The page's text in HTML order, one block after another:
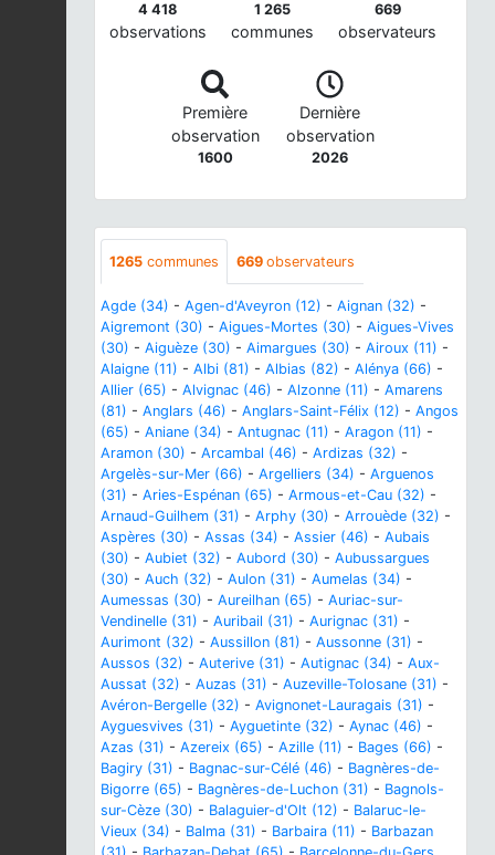
4 418
observations
1 265
communes
669
observateurs
Première
observation
1600
Dernière
observation
2026
1265 communes 669 observateurs
Agde (34) - Agen-d'Aveyron (12) - Aignan (32) -
Aigremont (30) - Aigues-Mortes (30) - Aigues-Vives
(30) - Aiguèze (30) - Aimargues (30) - Airoux (11) -
Alaigne (11) - Albi (81) - Albias (82) - Alénya (66) -
Allier (65) - Alvignac (46) - Alzonne (11) - Amarens
(81) - Anglars (46) - Anglars-Saint-Félix (12) - Angos
(65) - Aniane (34) - Antugnac (11) - Aragon (11) -
Aramon (30) - Arcambal (46) - Ardizas (32) -
Argelès-sur-Mer (66) - Argelliers (34) - Arguenos
(31) - Aries-Espénan (65) - Armous-et-Cau (32) -
Arnaud-Guilhem (31) - Arphy (30) - Arrouède (32) -
Aspères (30) - Assas (34) - Assier (46) - Aubais
(30) - Aubiet (32) - Aubord (30) - Aubussargues
(30) - Auch (32) - Aulon (31) - Aumelas (34) -
Aumessas (30) - Aureilhan (65) - Auriac-sur-
Vendinelle (31) - Auribail (31) - Aurignac (31) -
Aurimont (32) - Aussillon (81) - Aussonne (31) -
Aussos (32) - Auterive (31) - Autignac (34) - Aux-
Aussat (32) - Auzas (31) - Auzeville-Tolosane (31) -
Avéron-Bergelle (32) - Avignonet-Lauragais (31) -
Ayguesvives (31) - Ayguetinte (32) - Aynac (46) -
Azas (31) - Azereix (65) - Azille (11) - Bages (66) -
Bagiry (31) - Bagnac-sur-Célé (46) - Bagnères-de-
Bigorre (65) - Bagnères-de-Luchon (31) - Bagnols-
sur-Cèze (30) - Balaguier-d'Olt (12) - Balaruc-le-
Vieux (34) - Balma (31) - Barbaira (11) - Barbazan